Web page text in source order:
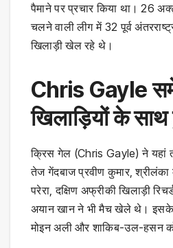
पैमाने पर प्रचार किया था। 26
चलने वाली लीग में 32 पूर्व
खिलाड़ी खेल रहे थे।
Chris Gayle
खिलाड़ियों के
क्रिस गेल (Chris Gayle) ने यहां
तेज गेंदबाज प्रवीण कुमार, श्रीलंका
परेरा, दक्षिण अफ्रीकी खिलाड़ी
अयान खान ने भी मैच खेले थे। इसके
मोइन अली और शाकिब-उल-हसन